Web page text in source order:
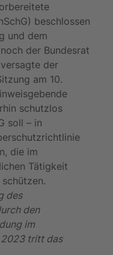
beschlossen
und dem
der Bundesrat
der
am 10.
schutzlos
soll – in
die im
Tätigkeit
des
den
im
2023 tritt das